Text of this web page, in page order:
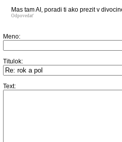
Mas tam AI, poradi ti ako prezit v
Odpovedať
Meno:
Titulok:
Text: